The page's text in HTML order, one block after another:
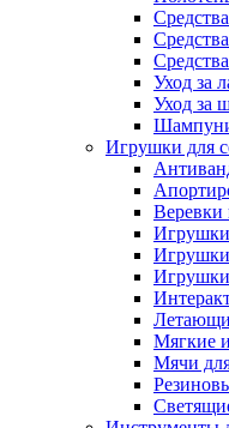
Уход за
Уход за
Игрушки для
Веревки
Игрушки
Игрушки
Игрушки
Мягкие
Мячи